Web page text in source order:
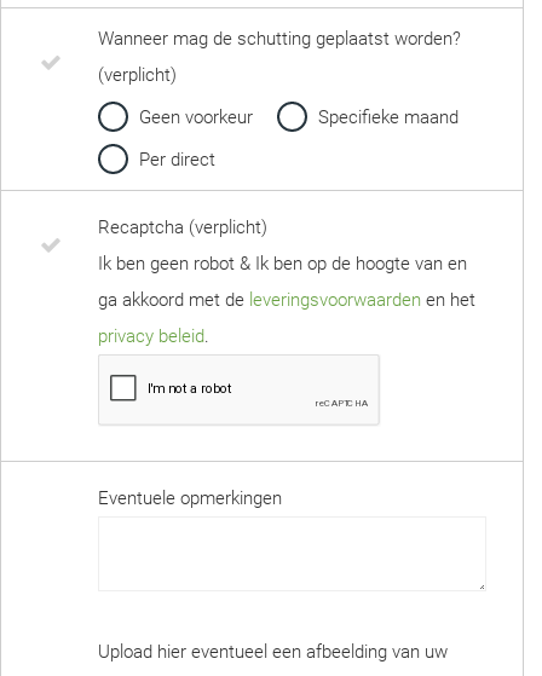
Wanneer mag de schutting geplaatst worden?
(verplicht)
Geen voorkeur
Specifieke maand
Per direct
Recaptcha (verplicht)
Ik ben geen robot & Ik ben op de hoogte van en
ga akkoord met de leveringsvoorwaarden en het
privacy beleid.
Eventuele opmerkingen
Upload hier eventueel een afbeelding van uw